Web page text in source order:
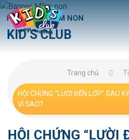
HỆ THỐNG MẦM NON
KID’S CLUB
Trang chủ
HỘI CHỨNG “LƯỜI ĐẾN LỚP” SAU
VÌ SAO?
HỘI CHỨNG “LƯỜI